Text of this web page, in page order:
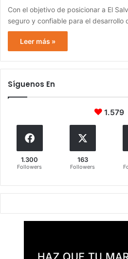
Con el objetivo de posicionar a El
seguro y confiable para el desarrollo
Leer más »
Síguenos En
1.579
1.300
Followers
163
Followers